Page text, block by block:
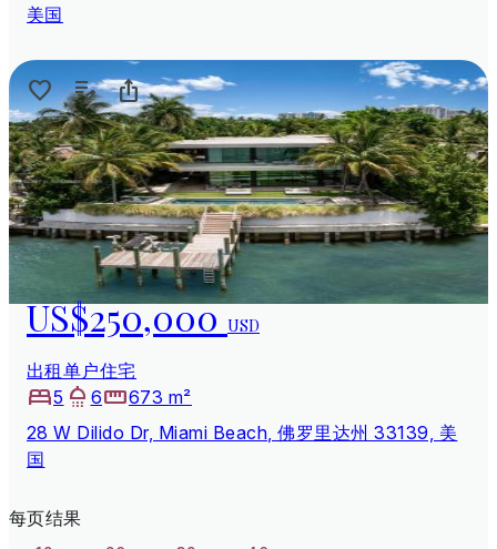
美国
US$250,000USD
出租单户住宅
5
6
673 m²
28 W Dilido Dr, Miami Beach, 佛罗里达州 33139, 美
国
每页结果